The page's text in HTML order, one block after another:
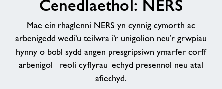
newyddion
Cysylltwch â ni
Cenedlaethol: NERS
Mae ein rhaglenni NERS yn cynnig cymorth ac
arbenigedd wedi’u teilwra i’r unigolion neu’r grwpiau
hynny o bobl sydd angen presgripsiwn ymarfer corff
arbenigol i reoli cyflyrau iechyd presennol neu atal
afiechyd.